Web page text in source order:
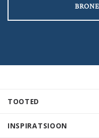
TOOTED
INSPIRATSIOON